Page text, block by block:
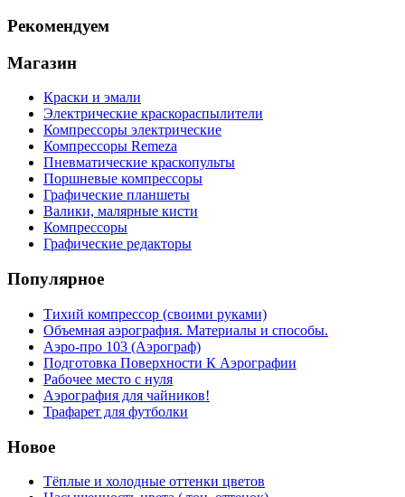
Рекомендуем
Магазин
Краски и эмали
Электрические краскораспылители
Компрессоры электрические
Компрессоры Remeza
Пневматические краскопульты
Поршневые компрессоры
Графические планшеты
Валики, малярные кисти
Компрессоры
Графические редакторы
Популярное
Тихий компрессор (своими руками)
Объемная аэрография. Материалы и способы.
Аэро-про 103 (Аэрограф)
Подготовка Поверхности К Аэрографии
Рабочее место с нуля
Аэрография для чайников!
Трафарет для футболки
Новое
Тёплые и холодные оттенки цветов